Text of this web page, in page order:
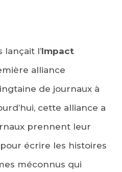
lançait l’Impact
alliance
de journaux à
cette alliance a
prennent leur
écrire les histoires
méconnus qui